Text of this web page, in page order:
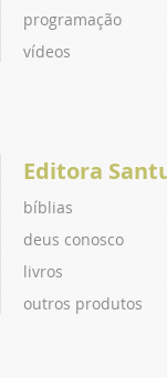
programação
vídeos
Editora
bíblias
deus conosco
livros
outros produtos